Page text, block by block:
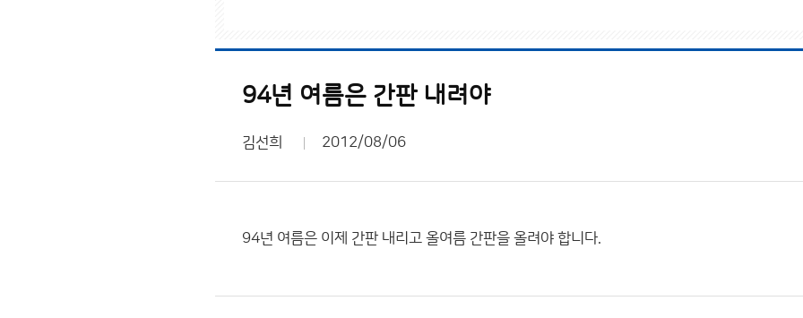
94년 여름은 간판 내려야
김선희 2012/08/06
94년 여름은 이제 간판 내리고 올여름 간판을 올려야 합니다.